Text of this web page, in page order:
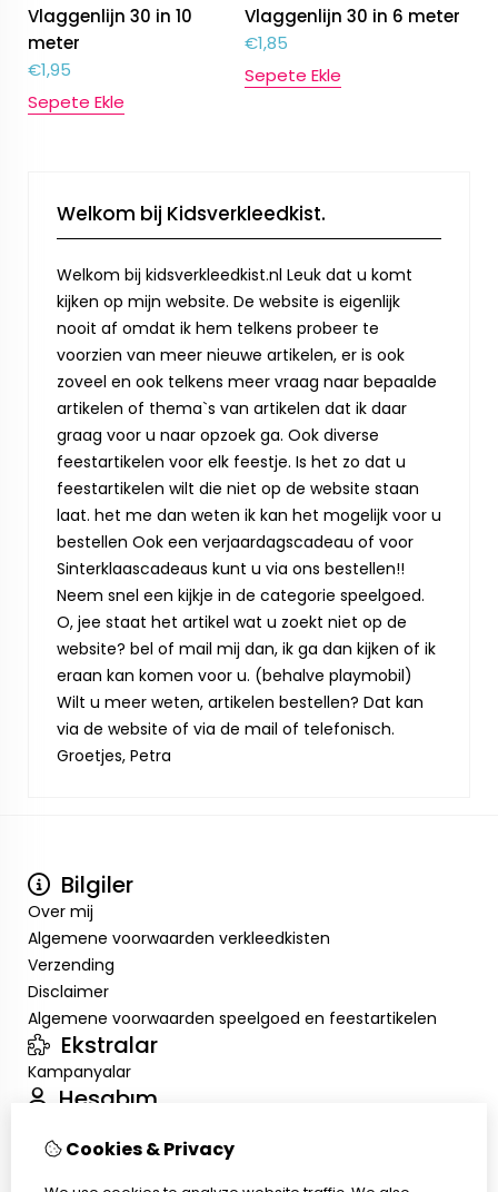
Vlaggenlijn 30 in 10
meter
€1,95
Sepete Ekle
Vlaggenlijn 30 in 6 meter
€1,85
Sepete Ekle
Welkom bij Kidsverkleedkist.
Welkom bij kidsverkleedkist.nl Leuk dat u komt
kijken op mijn website. De website is eigenlijk
nooit af omdat ik hem telkens probeer te
voorzien van meer nieuwe artikelen, er is ook
zoveel en ook telkens meer vraag naar bepaalde
artikelen of thema`s van artikelen dat ik daar
graag voor u naar opzoek ga. Ook diverse
feestartikelen voor elk feestje. Is het zo dat u
feestartikelen wilt die niet op de website staan
laat. het me dan weten ik kan het mogelijk voor u
bestellen Ook een verjaardagscadeau of voor
Sinterklaascadeaus kunt u via ons bestellen!!
Neem snel een kijkje in de categorie speelgoed.
O, jee staat het artikel wat u zoekt niet op de
website? bel of mail mij dan, ik ga dan kijken of ik
eraan kan komen voor u. (behalve playmobil)
Wilt u meer weten, artikelen bestellen? Dat kan
via de website of via de mail of telefonisch.
Groetjes, Petra
Bilgiler
Over mij
Algemene voorwaarden verkleedkisten
Verzending
Disclaimer
Algemene voorwaarden speelgoed en feestartikelen
Ekstralar
Kampanyalar
Hesabım
Sipariş Geçmişim
Cookies & Privacy